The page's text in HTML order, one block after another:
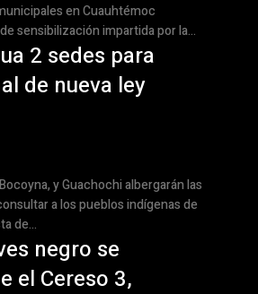
en Cuauhtémoc
sensibilización impartida por la...
2 sedes para
de nueva ley
y Guachochi albergarán las
a los pueblos indígenas de
de...
negro se
el Cereso 3,